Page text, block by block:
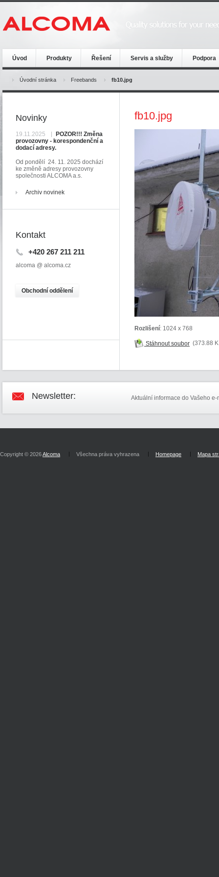
Úvod Produkty Řešení Servis a služby Podpora
Úvodní stránka Freebands fb10.jpg
fb10.jpg
Rozlišení: 1024 x 768
Stáhnout soubor (373.88
Novinky
19.11.2025
POZOR!!! Změna
provozovny - korespondenční a
dodací adresy.
Od pondělí 24. 11. 2025 dochází
ke změně adresy provozovny
společnosti ALCOMA a.s.
Archiv novinek
Kontakt
+420 267 211 211
alcoma @ alcoma.cz
Obchodní oddělení
Newsletter: Aktuální informace do Vašeho e-
Copyright © 2026Alcoma Všechna práva vyhrazena Homepage Mapa